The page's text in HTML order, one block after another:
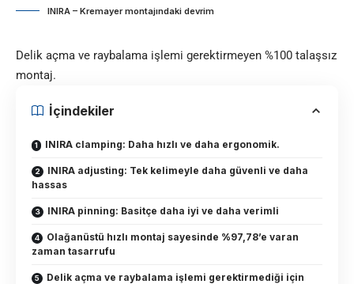
INIRA – Kremayer montajındaki devrim
Delik açma ve raybalama işlemi gerektirmeyen %100 talaşsız
montaj.
İçindekiler
INIRA clamping: Daha hızlı ve daha ergonomik.
INIRA adjusting: Tek kelimeyle daha güvenli ve daha
hassas
INIRA pinning: Basitçe daha iyi ve daha verimli
Olağanüstü hızlı montaj sayesinde %97,78’e varan
zaman tasarrufu
Delik açma ve raybalama işlemi gerektirmediği için